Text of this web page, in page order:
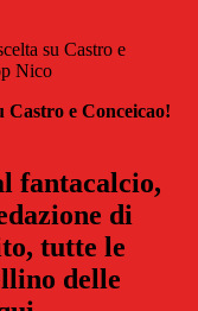
su Castro e
Nico
Castro e Conceicao!
fantacalcio,
di
tutte le
delle